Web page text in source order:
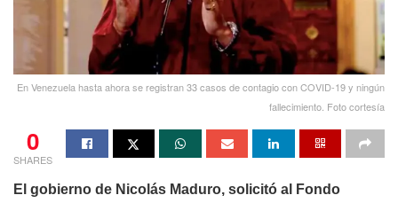
En Venezuela hasta ahora se registran 33 casos de contagio con COVID-19 y ningún
fallecimiento. Foto cortesía
0
SHARES
El gobierno de Nicolás Maduro, solicitó al Fondo